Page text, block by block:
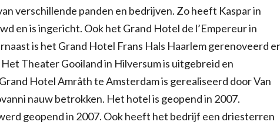
verschillende panden en bedrijven. Zo heeft Kaspar in
en is ingericht. Ook het Grand Hotel de l’Empereur in
is het Grand Hotel Frans Hals Haarlem gerenoveerd
Theater Gooiland in Hilversum is uitgebreid en
Hotel Amrâth te Amsterdam is gerealiseerd door Van
nauw betrokken. Het hotel is geopend in 2007.
geopend in 2007. Ook heeft het bedrijf een driesterren